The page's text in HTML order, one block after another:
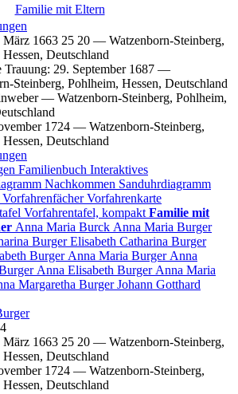
Familie mit Eltern
März 1663 25 20 — Watzenborn-Steinberg,
Deutschland
Trauung: 29. September 1687 —
Steinberg, Pohlheim, Hessen, Deutschland
— Watzenborn-Steinberg, Pohlheim,
1724 — Watzenborn-Steinberg,
Deutschland
Familienbuch Interaktives
Nachkommen Sanduhrdiagramm
VorfahrenfächerVorfahrenkarte
Vorfahrentafel, kompakt Familie mit
Anna Maria Burck Anna Maria Burger
Burger Elisabeth Catharina Burger
Burger Anna Maria Burger Anna
Anna Elisabeth Burger Anna Maria
Margaretha Burger Johann Gotthard
März 1663 25 20 — Watzenborn-Steinberg,
Deutschland
1724 — Watzenborn-Steinberg,
Deutschland